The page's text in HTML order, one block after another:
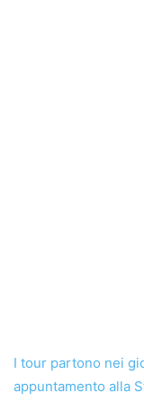
I tour partono nei
appuntamento alla